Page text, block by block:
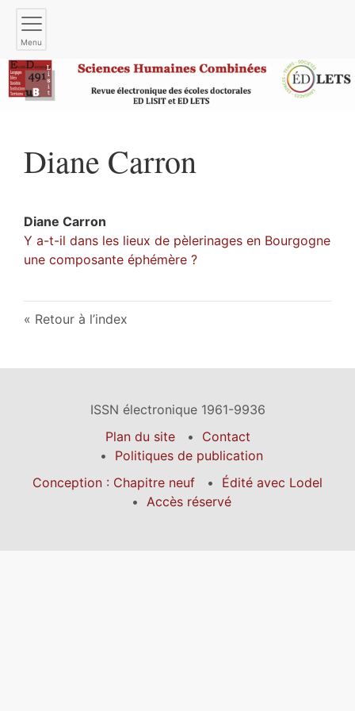
Menu
Diane Carron
Diane Carron
Y a-t-il dans les lieux de pèlerinages en Bourgogne
une composante éphémère ?
Retour à l’index
ISSN électronique 1961-9936
Plan du site
Contact
Politiques de publication
Conception : Chapitre neuf
Édité avec Lodel
Accès réservé